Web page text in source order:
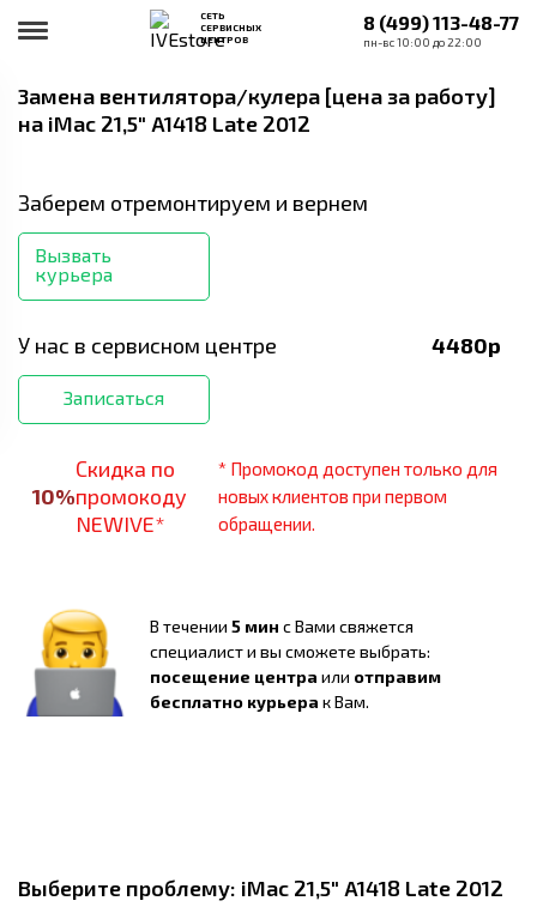
СЕТЬ
СЕРВИСНЫХ
ЦЕНТРОВ
8 (499) 113-48-77
пн-вс 10:00 до 22:00
Замена вентилятора/кулера [цена за работу]
на iMac 21,5" A1418 Late 2012
Заберем отремонтируем и вернем
Вызвать
курьера
У нас в сервисном центре 4480р
Записаться
10%
Скидка по
промокоду
NEWIVE*
* Промокод доступен только для
новых клиентов при первом
обращении.
В течении 5 мин с Вами свяжется
специалист и вы сможете выбрать:
посещение центра или отправим
бесплатно курьера к Вам.
Выберите проблему: iMac 21,5" A1418 Late 2012